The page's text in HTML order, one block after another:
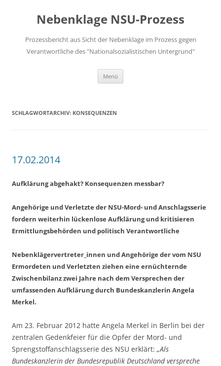
springenNebenklage NSU-Prozess
Prozessbericht aus Sicht der Nebenklage im Prozess gegen
Verantwortliche des "Nationalsozialistischen Untergrund"
Menü
SCHLAGWORTARCHIV: KONSEQUENZEN
17.02.2014
Aufklärung abgehakt? Konsequenzen messbar?
Angehörige und Verletzte der NSU-Mord- und Anschlagsserie
fordern weiterhin lückenlose Aufklärung und kritisieren
Ermittlungsbehörden und politisch Verantwortliche
Nebenklägervertreter_innen und Angehörige der vom NSU
Ermordeten und Verletzten ziehen eine ernüchternde
Zwischenbilanz zwei Jahre nach dem Versprechen der
umfassenden Aufklärung durch Bundeskanzlerin Angela
Merkel.
Am 23. Februar 2012 hatte Angela Merkel in Berlin bei der
zentralen Gedenkfeier für die Opfer der Mord- und
Sprengstoffanschlagsserie des NSU erklärt: „Als
Bundeskanzlerin der Bundesrepublik Deutschland verspreche